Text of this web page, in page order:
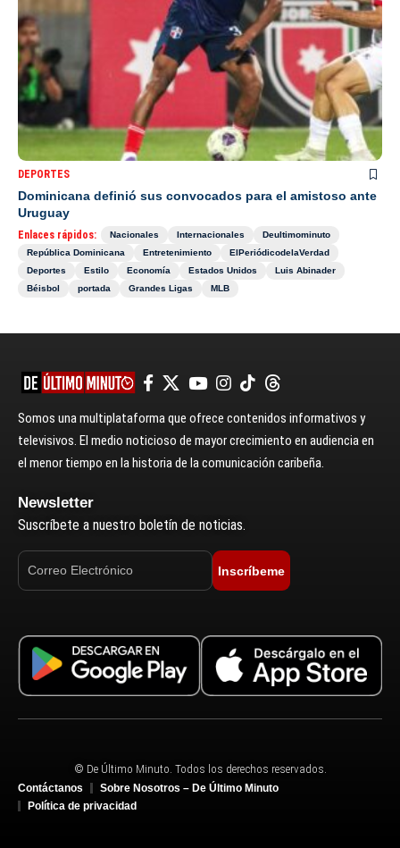
DEPORTES
Dominicana definió sus convocados para el amistoso ante
Uruguay
Enlaces rápidos: Nacionales Internacionales
Deultimominuto
República Dominicana
Entretenimiento
ElPeriódicodelaVerdad
Deportes
Estilo Economía Estados Unidos
Luis Abinader
Béisbol
portada Grandes Ligas MLB
Somos una multiplataforma que ofrece contenidos informativos y
televisivos. El medio noticioso de mayor crecimiento en audiencia en
el menor tiempo en la historia de la comunicación caribeña.
Newsletter
Suscríbete a nuestro boletín de noticias.
Inscríbeme
© De Último Minuto. Todos los derechos reservados.
Contáctanos
Sobre Nosotros – De Último Minuto
Política de privacidad